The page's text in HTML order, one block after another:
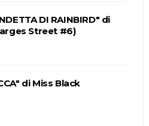
DI RAINBIRD" di
Street #6)
di Miss Black